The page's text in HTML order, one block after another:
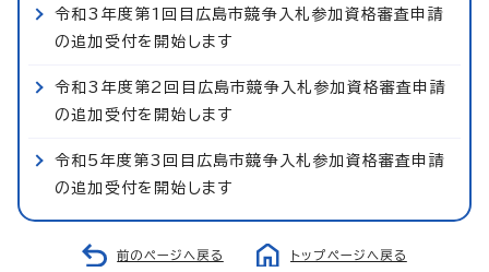
令和3年度第1回目広島市競争入札参加資格審査申請
の追加受付を開始します
令和3年度第2回目広島市競争入札参加資格審査申請
の追加受付を開始します
令和5年度第3回目広島市競争入札参加資格審査申請
の追加受付を開始します
前のページへ戻る トップページへ戻る